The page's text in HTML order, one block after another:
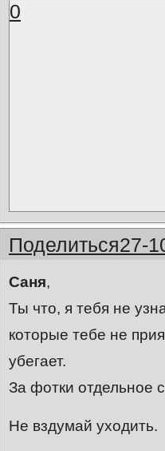
0
Поделиться27-
Саня,
Ты что, я тебя не
которые тебе не
убегает.
За фотки отдельное
Не вздумай